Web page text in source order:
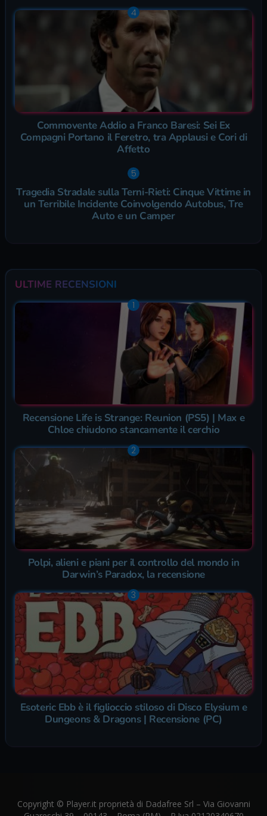
Commovente Addio a Franco Baresi: Sei Ex
Compagni Portano il Feretro, tra Applausi e Cori di
Affetto
Tragedia Stradale sulla Terni-Rieti: Cinque Vittime in
un Terribile Incidente Coinvolgendo Autobus, Tre
Auto e un Camper
ULTIME RECENSIONI
Recensione Life is Strange: Reunion (PS5) | Max e
Chloe chiudono stancamente il cerchio
Polpi, alieni e piani per il controllo del mondo in
Darwin’s Paradox, la recensione
Esoteric Ebb è il figlioccio stiloso di Disco Elysium e
Dungeons & Dragons | Recensione (PC)
Copyright © Player.it proprietà di Dadafree Srl – Via Giovanni